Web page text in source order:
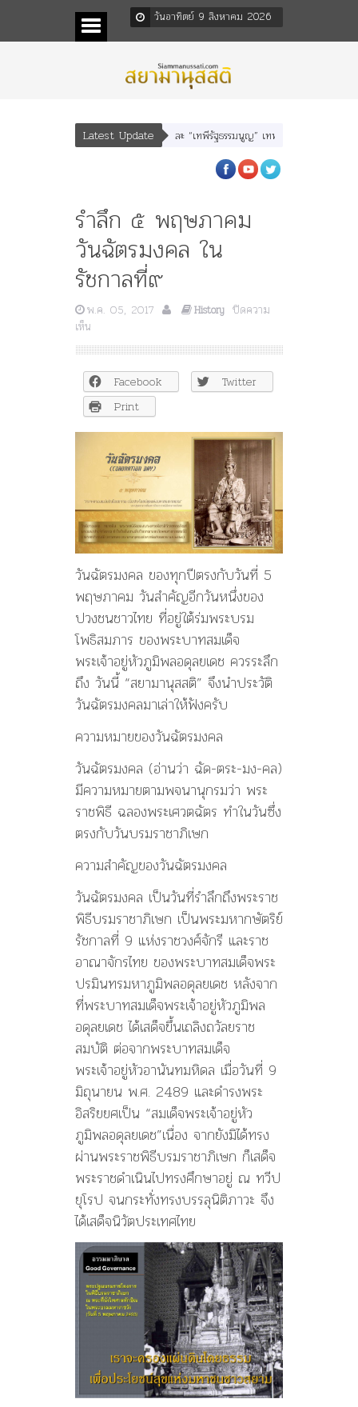
วันอาทิตย์ 9 สิงหาคม 2026
Latest Update
ลพลพยุหเสนา” “อรุณเทพบุตร” และ “เทพีรัฐธรรมนูญ” เทพองค์ใหม่ใน “ศิลปะคณะราษ
รำลึก ๕ พฤษภาคม
วันฉัตรมงคล ใน
รัชกาลที่๙
พ.ค. 05, 2017 History ปิดความ
เห็น
รำลึก
๕
พฤษภาคม
วัน
ฉัตรมงคล
ใน
รัชกาล
Facebook
Twitter
Print
วันฉัตรมงคล ของทุกปีตรงกับวันที่ 5
พฤษภาคม วันสำคัญอีกวันหนึ่งของ
ปวงชนชาวไทย ที่อยู่ใต้ร่มพระบรม
โพธิสมภาร ของพระบาทสมเด็จ
พระเจ้าอยู่หัวภูมิพลอดุลยเดช ควรระลึก
ถึง วันนี้ “สยามานุสสติ” จึงนำประวัติ
วันฉัตรมงคลมาเล่าให้ฟังครับ
ความหมายของวันฉัตรมงคล
วันฉัตรมงคล (อ่านว่า ฉัด-ตระ-มง-คล)
มีความหมายตามพจนานุกรมว่า พระ
ราชพิธี ฉลองพระเศวตฉัตร ทำในวันซึ่ง
ตรงกับวันบรมราชาภิเษก
ความสำคัญของวันฉัตรมงคล
วันฉัตรมงคล เป็นวันที่รำลึกถึงพระราช
พิธีบรมราชาภิเษก เป็นพระมหากษัตริย์
รัชกาลที่ 9 แห่งราชวงศ์จักรี และราช
อาณาจักรไทย ของพระบาทสมเด็จพระ
ปรมินทรมหาภูมิพลอดุลยเดช หลังจาก
ที่พระบาทสมเด็จพระเจ้าอยู่หัวภูมิพล
อดุลยเดช ได้เสด็จขึ้นเถลิงถวัลยราช
สมบัติ ต่อจากพระบาทสมเด็จ
พระเจ้าอยู่หัวอานันทมหิดล เมื่อวันที่ 9
มิถุนายน พ.ศ. 2489 และดำรงพระ
อิสริยยศเป็น “สมเด็จพระเจ้าอยู่หัว
ภูมิพลอดุลยเดช”เนื่อง จากยังมิได้ทรง
ผ่านพระราชพิธีบรมราชาภิเษก ก็เสด็จ
พระราชดำเนินไปทรงศึกษาอยู่ ณ ทวีป
ยุโรป จนกระทั่งทรงบรรลุนิติภาวะ จึง
ได้เสด็จนิวัตประเทศไทย